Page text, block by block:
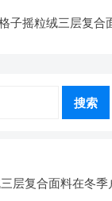
子摇粒绒三层复合
搜索
层复合面料在冬